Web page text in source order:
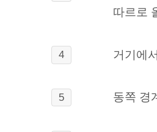
따르로
4 거기에
5 동쪽 경